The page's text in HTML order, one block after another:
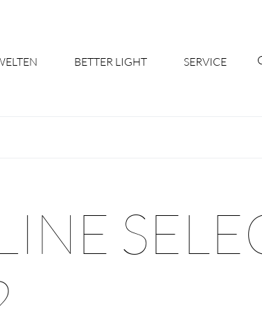
BETTER LIGHT
Licht nach Maß - Ihr Mehrwert
SERVICE
Downloads & Formulare